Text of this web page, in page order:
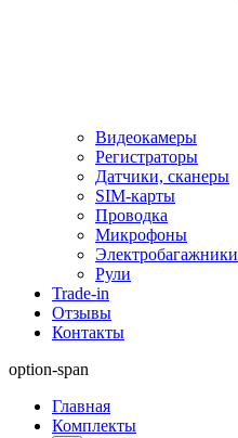
Видеокамеры
Регистраторы
Датчики, сканеры
SIM-карты
Проводка
Микрофоны
Электробагажники
Рули
Trade-in
Отзывы
Контакты
option-span
Главная
Комплекты